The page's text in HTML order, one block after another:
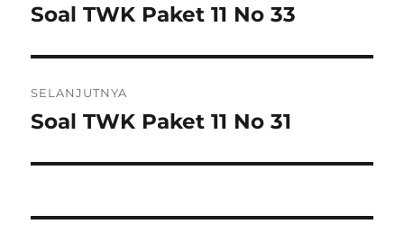
pos
Pos
Soal TWK Paket 11 No 33
SELANJUTNYA
Pos
Soal TWK Paket 11 No 31